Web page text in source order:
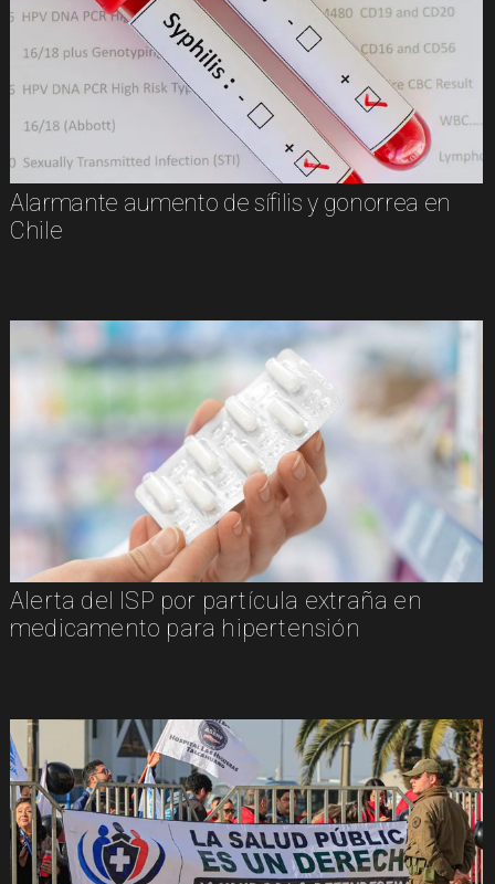
Alarmante aumento de sífilis y gonorrea en
Chile
Alerta del ISP por partícula extraña en
medicamento para hipertensión